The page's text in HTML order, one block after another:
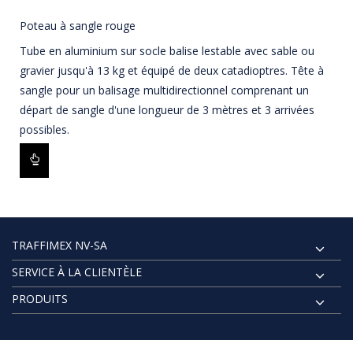
Poteau à sangle rouge
Tube en aluminium sur socle balise lestable avec sable ou
gravier jusqu'à 13 kg et équipé de deux catadioptres. Tête à
sangle pour un balisage multidirectionnel comprenant un
départ de sangle d'une longueur de 3 mètres et 3 arrivées
possibles.
TRAFFIMEX NV-SA
SERVICE À LA CLIENTÈLE
PRODUITS